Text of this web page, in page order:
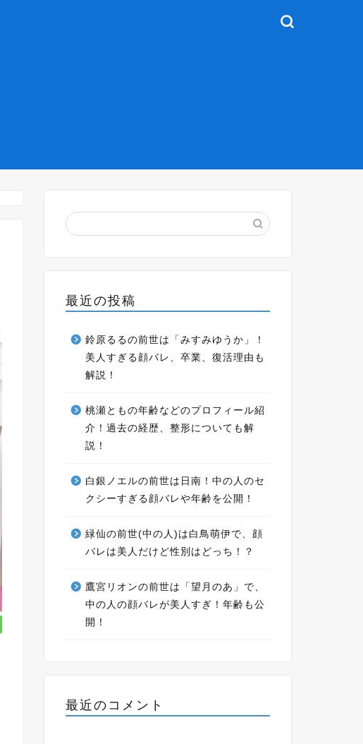
最近の投稿
鈴原るるの前世は「みすみゆうか」！
美人すぎる顔バレ、卒業、復活理由も
解説！
桃瀬ともの年齢などのプロフィール紹
介！過去の経歴、整形についても解
説！
白銀ノエルの前世は日南！中の人のセ
クシーすぎる顔バレや年齢を公開！
緑仙の前世(中の人)は白鳥萌伊で、顔
バレは美人だけど性別はどっち！？
鷹宮リオンの前世は「望月のあ」で、
中の人の顔バレが美人すぎ！年齢も公
開！
最近のコメント